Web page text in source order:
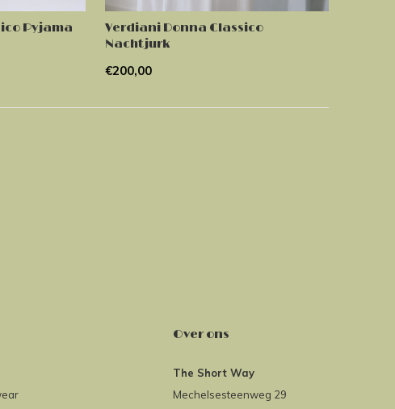
Pyjama
Verdiani Donna Classico
Nachtjurk
€200,00
Over ons
The Short Way
Mechelsesteenweg 29